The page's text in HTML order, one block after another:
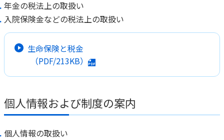
年金の税法上の取扱い
入院保険金などの税法上の取扱い
生命保険と税金
（PDF/213KB）
個人情報および制度の案内
個人情報の取扱い